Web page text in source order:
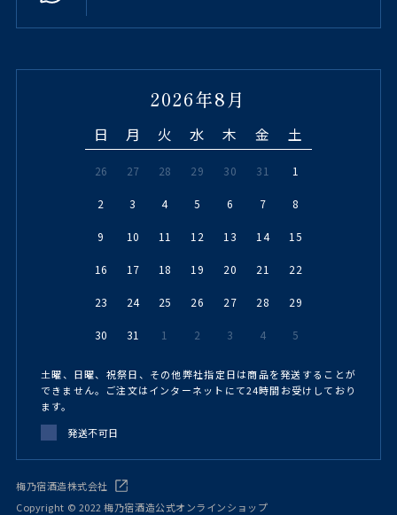
2026年8月
日 月 火 水 木 金 土
26 27 28 29 30 31 1
2 3 4 5 6 7 8
9 10 11 12 13 14 15
16 17 18 19 20 21 22
23 24 25 26 27 28 29
30 31 1 2 3 4 5
土曜、日曜、祝祭日、その他弊社指定日は商品を発送することが
できません。ご注文はインターネットにて24時間お受けしており
ます。
発送不可日
梅乃宿酒造株式会社
Copyright © 2022 梅乃宿酒造公式オンラインショップ